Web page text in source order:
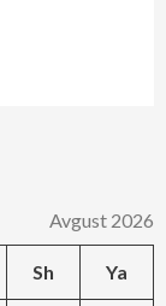
Avgust 2026
Sh Ya